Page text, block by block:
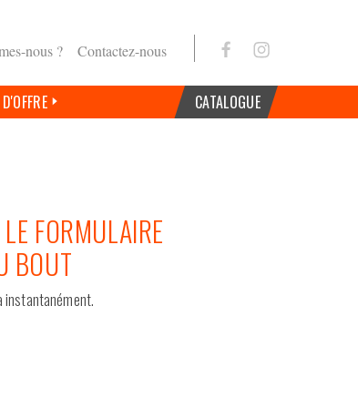
CATALOGUE
nous ? Contactez-nous
FORMULAIRE
BOUT
instantanément.